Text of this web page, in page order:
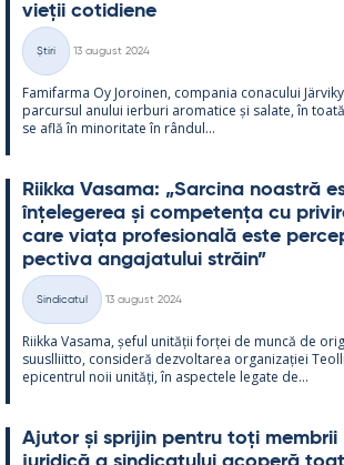
vieții co­ti­diene
Categorii
Știri
13 august 2024
Fa­mi­farma Oy Jo­roi­nen, com­pa­nia co­nacu­lui
parcur­sul anu­lui ier­buri aro­ma­tice și sa­late, în
se află în mi­no­ri­tate în rân­dul...
Riikka Va­sama: „Sarcina noa­stră
înțe­le­ge­rea și com­pe­tența cu
care viața pro­fe­sio­nală este
pec­tiva an­ga­ja­tu­lui străin”
Categorii
Sindicatul
13 august 2024
Riikka Va­sama, șe­ful unității forței de muncă de
suusl­liitto, con­si­deră dez­vol­ta­rea or­ga­nizației
epicent­rul noii unități, în as­pec­tele le­gate de...
Aju­tor și spri­jin pentru toți mem­brii